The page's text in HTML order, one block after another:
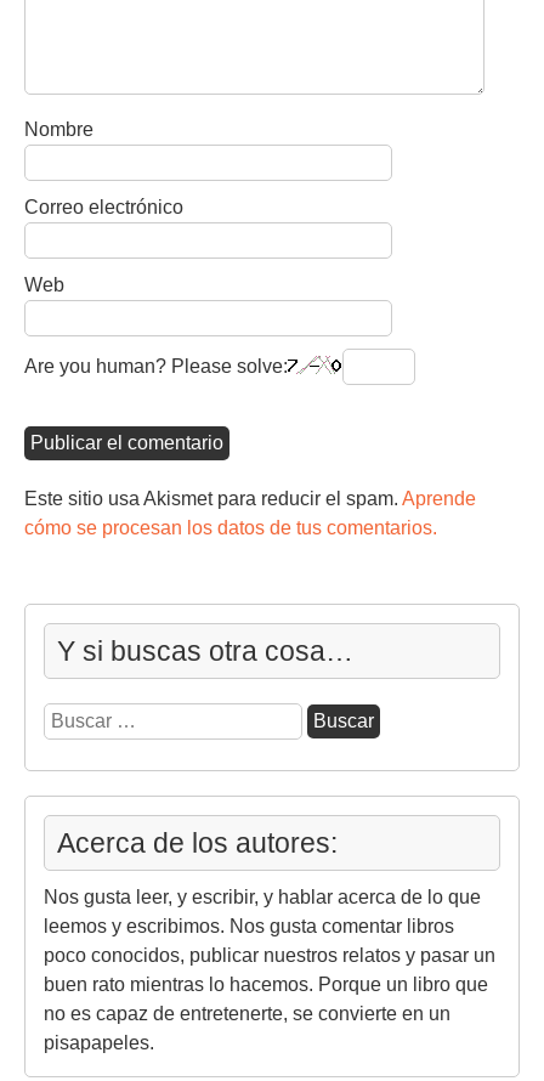
Nombre
Correo electrónico
Web
Are you human? Please solve:
Este sitio usa Akismet para reducir el spam. Aprende
cómo se procesan los datos de tus comentarios.
Y si buscas otra cosa…
Buscar:
Acerca de los autores:
Nos gusta leer, y escribir, y hablar acerca de lo que
leemos y escribimos. Nos gusta comentar libros
poco conocidos, publicar nuestros relatos y pasar un
buen rato mientras lo hacemos. Porque un libro que
no es capaz de entretenerte, se convierte en un
pisapapeles.